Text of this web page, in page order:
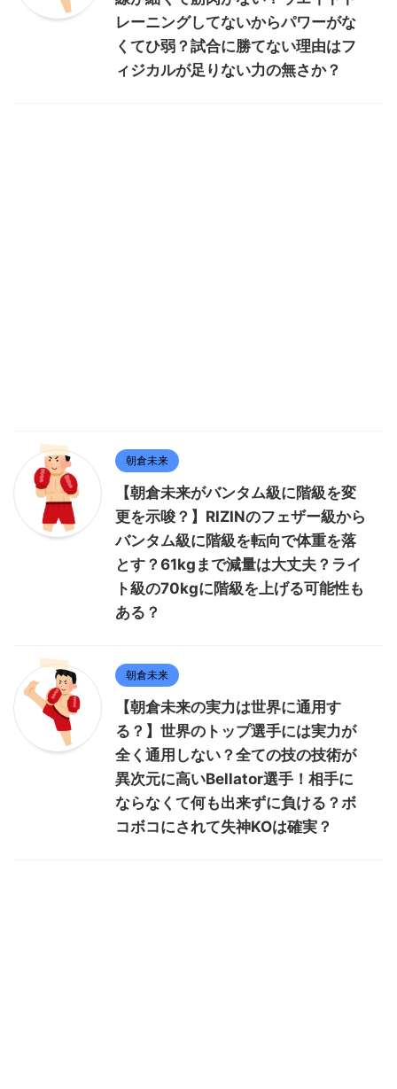
レーニングしてないからパワーがな
くてひ弱？試合に勝てない理由はフ
ィジカルが足りない力の無さか？
朝倉未来
【朝倉未来がバンタム級に階級を変
更を示唆？】RIZINのフェザー級から
バンタム級に階級を転向で体重を落
とす？61kgまで減量は大丈夫？ライ
ト級の70kgに階級を上げる可能性も
ある？
朝倉未来
【朝倉未来の実力は世界に通用す
る？】世界のトップ選手には実力が
全く通用しない？全ての技の技術が
異次元に高いBellator選手！相手に
ならなくて何も出来ずに負ける？ボ
コボコにされて失神KOは確実？